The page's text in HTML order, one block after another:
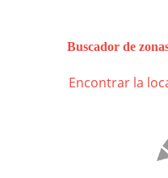
Buscador de
Encontrar la